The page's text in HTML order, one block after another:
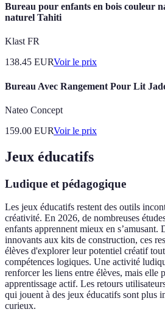
Bureau pour enfants en bois couleur
naturel Tahiti
Klast FR
138.45 EURVoir le prix
Bureau Avec Rangement Pour Lit
Nateo Concept
159.00 EURVoir le prix
Jeux éducatifs
Ludique et pédagogique
Les jeux éducatifs restent des outils
créativité. En 2026, de nombreuses
enfants apprennent mieux en s’amusant.
innovants aux kits de construction, ces
élèves d'explorer leur potentiel créatif
compétences logiques. Une activité
renforcer les liens entre élèves, mais elle
apprentissage actif. Les retours
qui jouent à des jeux éducatifs sont plus
curieux.